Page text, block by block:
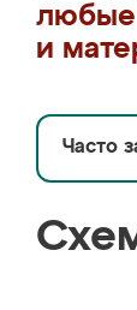
любые
и
Часто